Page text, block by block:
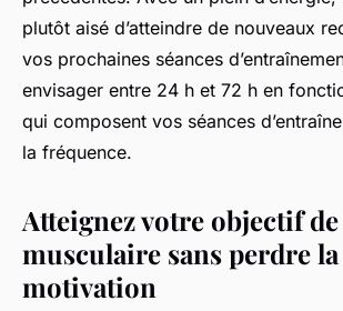
plutôt aisé d’atteindre de nouveaux
vos prochaines séances
envisager entre 24 h et 72 h en
qui composent vos séances
la fréquence.
Atteignez votre objectif de
musculaire sans perdre la
motivation